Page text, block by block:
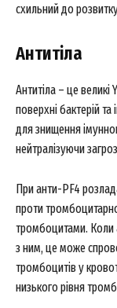
схильний до
Антитіла
Антитіла – це великі
поверхні бактерій
для знищення
нейтралізуючи
При анти-PF4
проти
тромбоцитами. Коли
з ним, це може
тромбоцитів у
низького рівня